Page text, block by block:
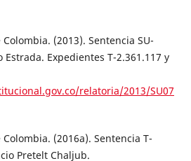
(2013). Sentencia SU-
Estrada. Expedientes T-2.361.117 y
relatoria/2013/SU07
(2016a). Sentencia T-
Pretelt Chaljub.